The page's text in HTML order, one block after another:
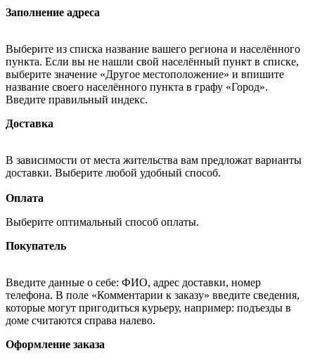
Заполнение адреса
Выберите из списка название вашего региона и населённого
пункта. Если вы не нашли свой населённый пункт в списке,
выберите значение «Другое местоположение» и впишите
название своего населённого пункта в графу «Город».
Введите правильный индекс.
Доставка
В зависимости от места жительства вам предложат варианты
доставки. Выберите любой удобный способ.
Оплата
Выберите оптимальный способ оплаты.
Покупатель
Введите данные о себе: ФИО, адрес доставки, номер
телефона. В поле «Комментарии к заказу» введите сведения,
которые могут пригодиться курьеру, например: подъезды в
доме считаются справа налево.
Оформление заказа